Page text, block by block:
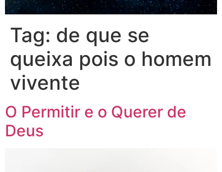
Tag: de que se
queixa pois o homem
vivente
O Permitir e o Querer de
Deus